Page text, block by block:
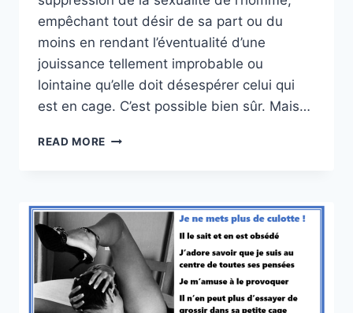
empêchant tout désir de sa part ou du
moins en rendant l’éventualité d’une
jouissance tellement improbable ou
lointaine qu’elle doit désespérer celui qui
est en cage. C’est possible bien sûr. Mais…
READ MORE MAINTENIR